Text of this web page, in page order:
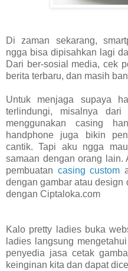
Di zaman sekarang,
ngga bisa dipisahkan lagi
Dari ber-sosial media, cek
berita terbaru, dan masih
Untuk menjaga supaya
terlindungi, misalnya
menggunakan casing
handphone juga bikin
cantik. Tapi aku ngga
samaan dengan orang lain.
pembuatan casing custom
dengan gambar atau design
dengan Ciptaloka.com
Kalo pretty ladies buka
ladies langsung
penyedia jasa cetak
keinginan kita dan dapat